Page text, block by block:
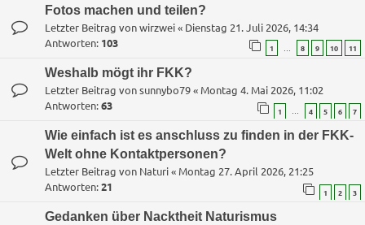
Fotos machen und teilen?
Letzter Beitrag vonwirzwei« Dienstag 21. Juli 2026, 14:34
Antworten: 103 1 … 8 9 10 11
Weshalb mögt ihr FKK?
Letzter Beitrag vonsunnybo79« Montag 4. Mai 2026, 11:02
Antworten:63 1 … 4 5 6 7
Wie einfach ist es anschluss zu finden in der FKK-
Welt ohne Kontaktpersonen?
Letzter Beitrag von Naturi« Montag 27. April 2026, 21:25
Antworten:21 1 2 3
Gedanken über Nacktheit Naturismus